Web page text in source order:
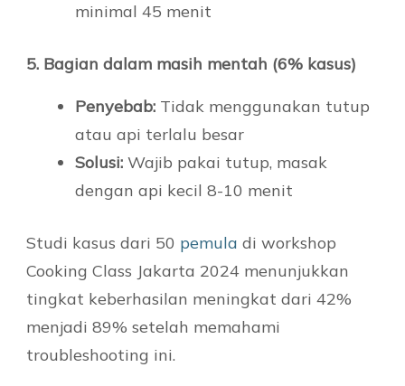
minimal 45 menit
5. Bagian dalam masih mentah (6% kasus)
Penyebab: Tidak menggunakan tutup
atau api terlalu besar
Solusi: Wajib pakai tutup, masak
dengan api kecil 8-10 menit
Studi kasus dari 50 pemula di workshop
Cooking Class Jakarta 2024 menunjukkan
tingkat keberhasilan meningkat dari 42%
menjadi 89% setelah memahami
troubleshooting ini.